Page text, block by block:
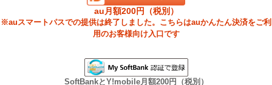
au月額200円（税別）
※auスマートパスでの提供は終了しました。こちらはauかんたん決済をご利
用のお客様向け入口です
SoftBankとY!mobile月額200円（税別）